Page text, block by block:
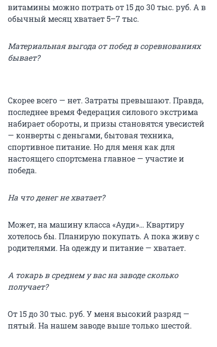
витамины можно потрать от 15 до 30 тыс. руб. А в
обычный месяц хватает 5–7 тыс.
Материальная выгода от побед в соревнованиях
бывает?
Скорее всего — нет. Затраты превышают. Правда,
последнее время Федерация силового экстрима
набирает обороты, и призы становятся увесистей
— конверты с деньгами, бытовая техника,
спортивное питание. Но для меня как для
настоящего спортсмена главное — участие и
победа.
На что денег не хватает?
Может, на машину класса «Ауди»… Квартиру
хотелось бы. Планирую покупать. А пока живу с
родителями. На одежду и питание — хватает.
А токарь в среднем у вас на заводе сколько
получает?
От 15 до 30 тыс. руб. У меня высокий разряд —
пятый. На нашем заводе выше только шестой.